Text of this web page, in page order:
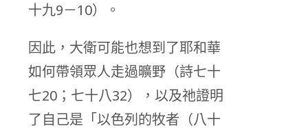
十九9－10）。
因此，大衛可能也想到了耶和華
如何帶領眾人走過曠野（詩七十
七20；七十八32），以及祂證明
了自己是「以色列的牧者（八十